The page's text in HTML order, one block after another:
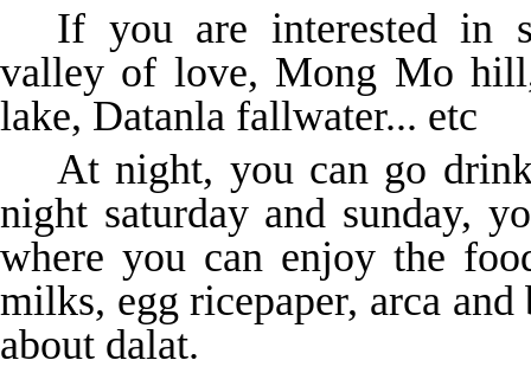
If you are interested in
valley of love, Mong Mo
lake, Datanla fallwater... etc
At night, you can go
night saturday and sunday,
where you can enjoy the
milks, egg ricepaper, arca
about dalat.